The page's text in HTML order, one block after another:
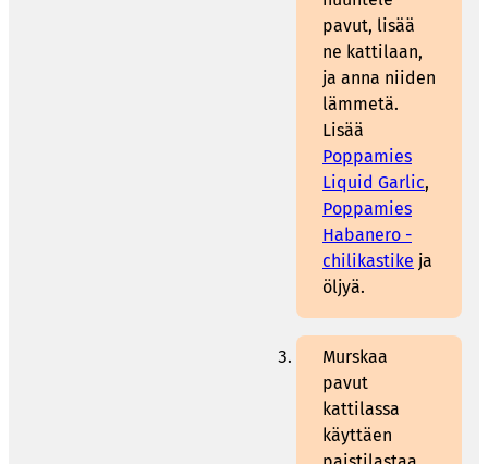
pavut, lisää
ne kattilaan,
ja anna niiden
lämmetä.
Lisää
Poppamies
Liquid Garlic,
Poppamies
Habanero -
chilikastike ja
öljyä.
Murskaa
pavut
kattilassa
käyttäen